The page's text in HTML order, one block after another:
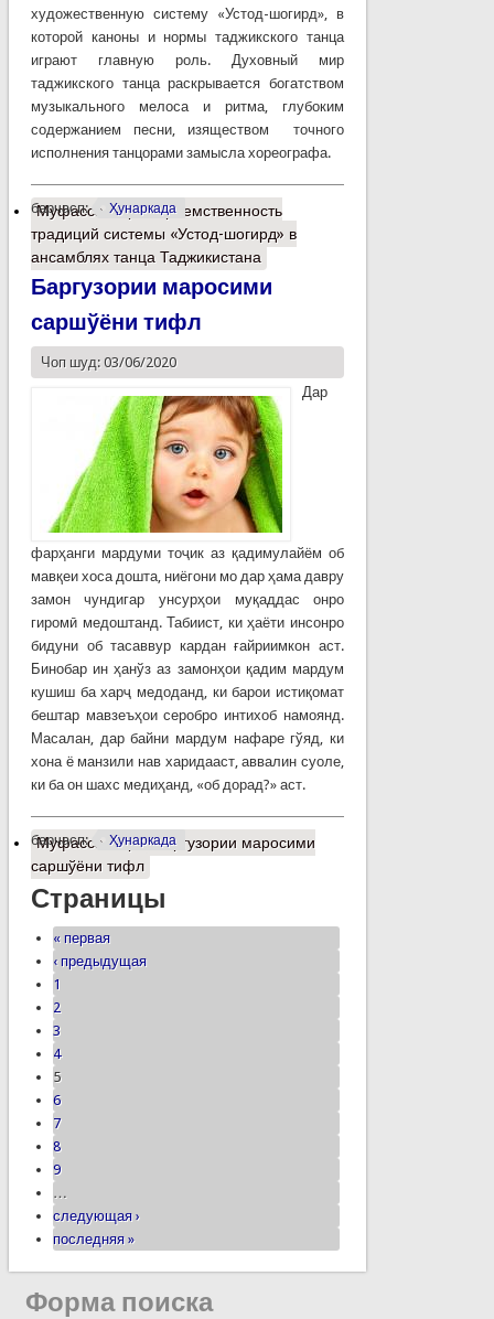
художественную систему «Устод-шогирд», в
которой каноны и нормы таджикского танца
играют главную роль. Духовный мир
таджикского танца раскрывается богатством
музыкального мелоса и ритма, глубоким
содержанием песни, изяществом точного
исполнения танцорами замысла хореографа.
барчасп: Ҳунаркада
Муфассалтаро Преемственность
традиций системы «Устод-шогирд» в
ансамблях танца Таджикистана
Баргузории маросими
саршўёни тифл
Чоп шуд: 03/06/2020
Дар
фарҳанги мардуми тоҷик аз қадимулайём об
мавқеи хоса дошта, ниёгони мо дар ҳама давру
замон чундигар унсурҳои муқаддас онро
гиромӣ медоштанд. Табиист, ки ҳаёти инсонро
бидуни об тасаввур кардан ғайриимкон аст.
Бинобар ин ҳанўз аз замонҳои қадим мардум
кушиш ба харҷ медоданд, ки барои истиқомат
бештар мавзеъҳои серобро интихоб намоянд.
Масалан, дар байни мардум нафаре гўяд, ки
хона ё манзили нав харидааст, аввалин суоле,
ки ба он шахс медиҳанд, «об дорад?» аст.
барчасп: Ҳунаркада
Муфассалтаро Баргузории маросими
саршўёни тифл
Страницы
« первая
‹ предыдущая
1
2
3
4
5
6
7
8
9
…
следующая ›
последняя »
Форма поиска